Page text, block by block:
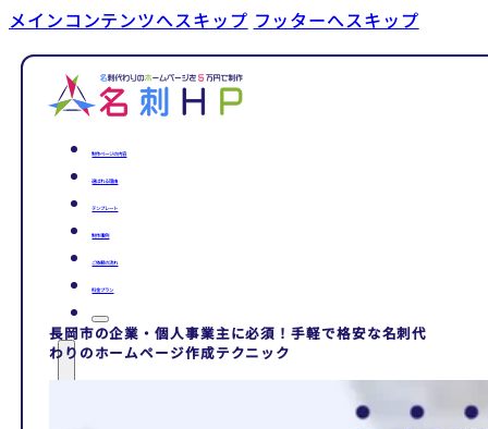
メインコンテンツへスキップ フッターへスキップ
制作ページの内容
選ばれる理由
テンプレート
制作事例
ご依頼の流れ
料金プラン
長岡市の企業・個人事業主に必須！手軽で格安な名刺代
わりのホームページ作成テクニック